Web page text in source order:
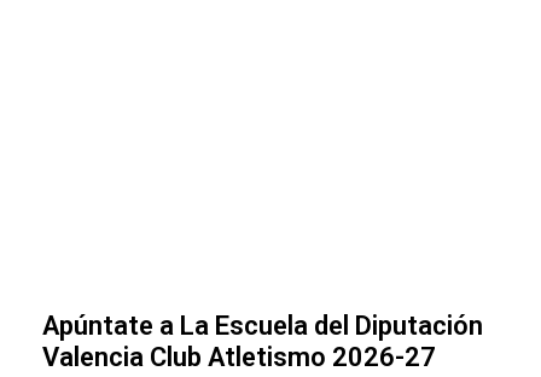
Apúntate a La Escuela del Diputación
Valencia Club Atletismo 2026-27